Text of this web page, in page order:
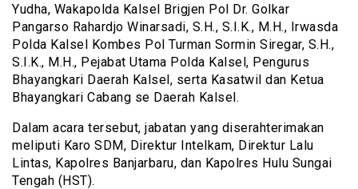
Yudha, Wakapolda Kalsel Brigjen Pol Dr. Golkar
Pangarso Rahardjo Winarsadi, S.H., S.I.K., M.H., Irwasda
Polda Kalsel Kombes Pol Turman Sormin Siregar, S.H.,
S.I.K., M.H., Pejabat Utama Polda Kalsel, Pengurus
Bhayangkari Daerah Kalsel, serta Kasatwil dan Ketua
Bhayangkari Cabang se Daerah Kalsel.
Dalam acara tersebut, jabatan yang diserahterimakan
meliputi Karo SDM, Direktur Intelkam, Direktur Lalu
Lintas, Kapolres Banjarbaru, dan Kapolres Hulu Sungai
Tengah (HST).